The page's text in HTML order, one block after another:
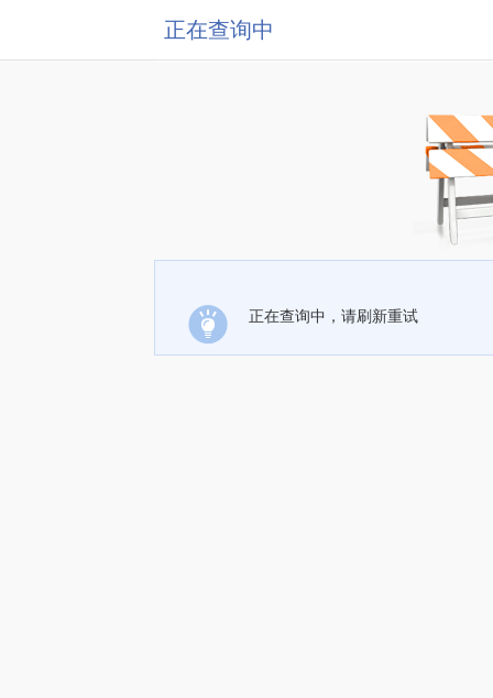
正在查询中
正在查询中，请刷新重试